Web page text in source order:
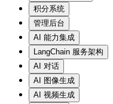
积分系统
管理后台
AI 能力集成
LangChain 服务架构
AI 对话
AI 图像生成
AI 视频生成